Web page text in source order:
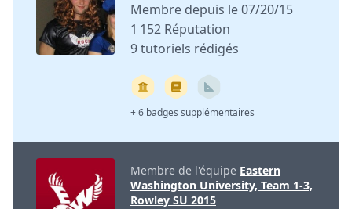
Membre depuis le 07/20/15
1 152 Réputation
9 tutoriels rédigés
+ 6 badges supplémentaires
Membre de l'équipe Eastern
Washington University, Team 1-3,
Rowley SU 2015